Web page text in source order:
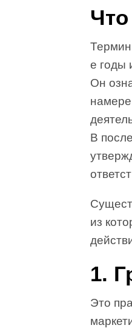
е годы
Он
В
из
1.
Это